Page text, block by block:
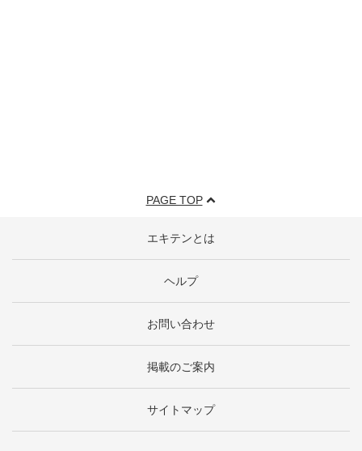
PAGE TOP
エキテンとは
ヘルプ
お問い合わせ
掲載のご案内
サイトマップ